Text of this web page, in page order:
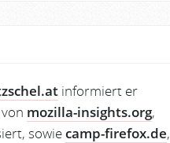
informiert er
mozilla-insights.org,
sowiecamp-firefox.de,